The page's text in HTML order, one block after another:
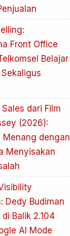
Front Office
Belajar
dari Film
(2026):
Menang dengan
Menyisakan
Dedy Budiman
Balik 2.104
AI Mode